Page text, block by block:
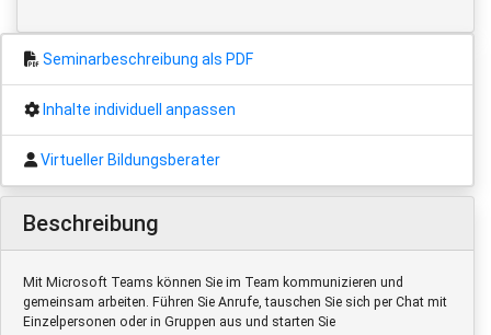
Seminarbeschreibung als PDF
Inhalte individuell anpassen
Virtueller Bildungsberater
Beschreibung
Mit Microsoft Teams können Sie im Team kommunizieren und
gemeinsam arbeiten. Führen Sie Anrufe, tauschen Sie sich per Chat mit
Einzelpersonen oder in Gruppen aus und starten Sie